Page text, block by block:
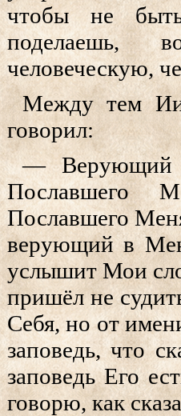
чтобы не
поделаешь,
человеческую,
Между тем
говорил:
— Верующий
Пославшего
Пославшего
верующий в
услышит Мои
пришёл не
Себя, но от
заповедь, что
заповедь Его
говорю, как